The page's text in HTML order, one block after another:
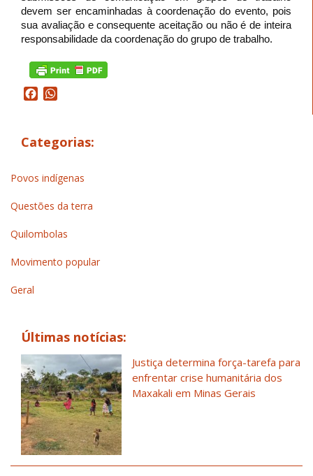
devem ser encaminhadas à coordenação do evento, pois
sua avaliação e consequente aceitação ou não é de inteira
responsabilidade da coordenação do grupo de trabalho.
Facebook
Categorias:
Povos indígenas
Questões da terra
Quilombolas
Movimento popular
Geral
Últimas notícias:
Justiça determina força-tarefa para
enfrentar crise humanitária dos
Maxakali em Minas Gerais